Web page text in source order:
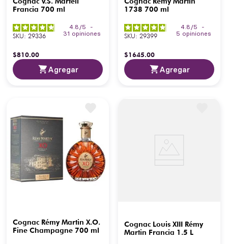
Francia 700 ml
4.8 /5
-
31 opiniones
SKU: 29336
$810.00
Agregar
1738 700 ml
4.8 /5
-
5 opiniones
SKU: 29399
$1645.00
Agregar
Cognac Rémy Martin X.O.
Fine Champagne 700 ml
Cognac Louis XIII Rémy
Martin Francia 1.5 L